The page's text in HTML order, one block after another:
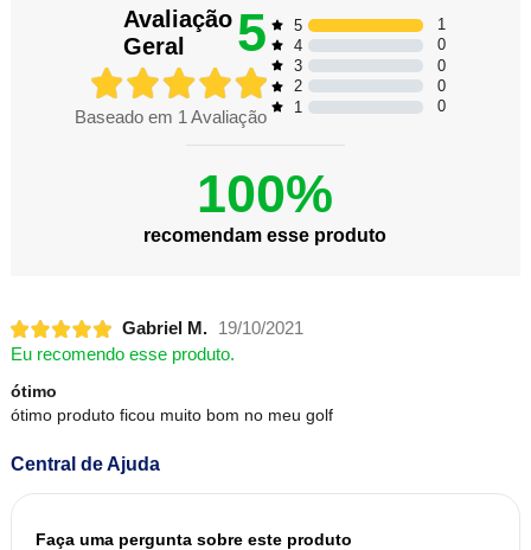
Avaliação
Geral
5
Baseado em 1 Avaliação
5
1
4
0
3
0
2
0
1
0
100%
recomendam esse produto
Gabriel M.
19/10/2021
Eu recomendo esse produto.
ótimo
ótimo produto ficou muito bom no meu golf
Central de Ajuda
Faça uma pergunta sobre este produto